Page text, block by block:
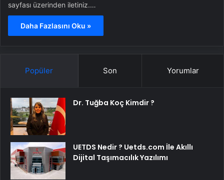
sayfası üzerinden iletiniz.…
Daha Fazlasını Oku »
Popüler Son Yorumlar
Dr. Tuğba Koç Kimdir ?
UETDS Nedir ? Uetds.com İle Akıllı
Dijital Taşımacılık Yazılımı